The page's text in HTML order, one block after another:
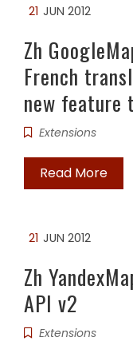
21 JUN 2012
Zh
French
new feature
Extensions
Read More
21 JUN 2012
Zh
API v2
Extensions